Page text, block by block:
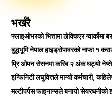
भर्खरै
फ्लाइओभरको भित्तामा ठोक्किएर
बुद्धभूमि नेपाल हाइड्रोपावरको नाफा १
प्रि ओपन सेसनमा करिब २ अंक घट्यो नेप्से
इन्फिनिटी लघुवित्तले माग्यो कर्मचारी,
मल्टीपर्पस फाइनान्सले बनायो सेयरधनीको